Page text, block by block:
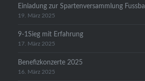
Einladung zur Spartenversammlung Fussball
19. März 2025
9-1Sieg mit Erfahrung
17. März 2025
Benefizkonzerte 2025
16. März 2025